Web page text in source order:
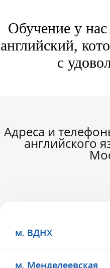
Обучение у
английский,
с
Адреса и
английского
м. ВДНХ
м. Менделеевская